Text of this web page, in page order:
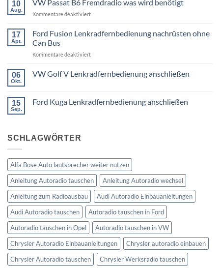
zu
3er
Radio
Tausch
1
DIN
DIN
10
Aug.
VW Passat B6 Fremdradio was wird benötigt
Kommentare deaktiviertfür
Passat
B6
was
benötigt
17
Apr.
Ford Fusion Lenkradfernbedienung nachrüsten ohne
Can Bus
Kommentare deaktiviertfür
Fusion
Lenkradfernbedienung
Can
06
Okt.
VW Golf V Lenkradfernbedienung anschließen
VW
15
Sep.
Ford Kuga Lenkradfernbedienung anschließen
Kuga
SCHLAGWÖRTER
Alfa Bose Auto lautsprecher weiter nutzen
Anleitung Autoradio tauschen
Anleitung Autoradio wechsel
Anleitung zum Radioausbau
Audi Autoradio Einbauanleitungen
Audi Autoradio tauschen
Autoradio tauschen in Ford
Autoradio tauschen in Opel
Autoradio tauschen in VW
Chrysler Autoradio Einbauanleitungen
Chrysler autoradio einbauen
Chrysler Autoradio tauschen
Chrysler Werksradio tauschen